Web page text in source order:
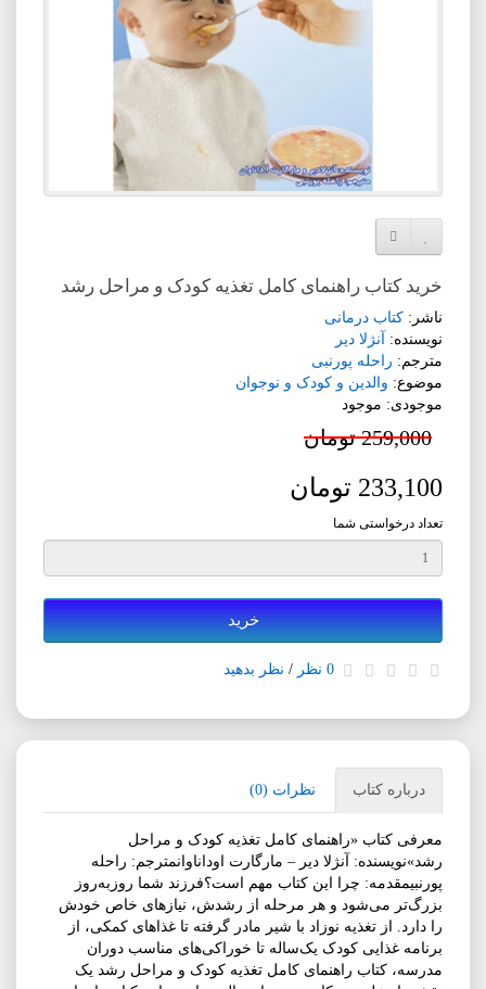
افزودن به لیست دلخواه
خرید کتاب راهنمای کامل تغذیه کودک و مراحل رشد
ناشر: کتاب درمانی
نویسنده:
آنژلا دیر
مترجم: راحله پورنبی
موضوع: والدین و کودک و نوجوان
موجودی: موجود
259,000 تومان
233,100 تومان
تعداد درخواستی شما
خرید
0 نظر / نظر بدهید
درباره کتاب نظرات (0)
معرفی کتاب «راهنمای کامل تغذیه کودک و مراحل
رشد»نویسنده: آنژلا دیر – مارگارت اوداناوانمترجم: راحله
پورنبیمقدمه: چرا این کتاب مهم است؟فرزند شما روزبه‌روز
بزرگ‌تر می‌شود و هر مرحله از رشدش، نیازهای خاص خودش
را دارد. از تغذیه نوزاد با شیر مادر گرفته تا غذاهای کمکی، از
برنامه غذایی کودک یک‌ساله تا خوراکی‌های مناسب دوران
مدرسه، کتاب راهنمای کامل تغذیه کودک و مراحل رشد یک